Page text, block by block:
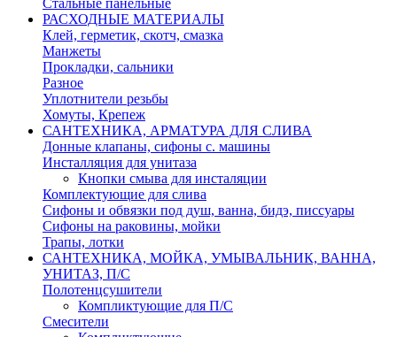
Стальные панельные
РАСХОДНЫЕ МАТЕРИАЛЫ
Клей, герметик, скотч, смазка
Манжеты
Прокладки, сальники
Разное
Уплотнители резьбы
Хомуты, Крепеж
САНТЕХНИКА, АРМАТУРА ДЛЯ СЛИВА
Донные клапаны, сифоны с. машины
Инсталляция для унитаза
Кнопки смыва для инсталяции
Комплектующие для слива
Сифоны и обвязки под душ, ванна, бидэ, писсуары
Сифоны на раковины, мойки
Трапы, лотки
САНТЕХНИКА, МОЙКА, УМЫВАЛЬНИК, ВАННА,
УНИТАЗ, П/С
Полотенцсушители
Компликтующие для П/С
Смесители